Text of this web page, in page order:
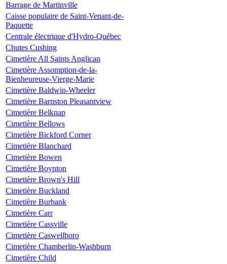
Barrage de Martinville
Caisse populaire de Saint-Venant-de-
Paquette
Centrale électrique d'Hydro-Québec
Chutes Cushing
Cimetière All Saints Anglican
Cimetière Assomption-de-la-
Bienheureuse-Vierge-Marie
Cimetière Baldwin-Wheeler
Cimetière Barnston Pleasantview
Cimetière Belknap
Cimetière Bellows
Cimetière Bickford Corner
Cimetière Blanchard
Cimetière Bowen
Cimetière Boynton
Cimetière Brown's Hill
Cimetière Buckland
Cimetière Burbank
Cimetière Carr
Cimetière Cassville
Cimetière Caswellboro
Cimetière Chamberlin-Washburn
Cimetière Child